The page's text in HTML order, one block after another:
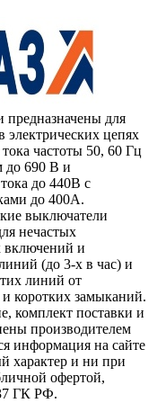
для
электрических цепях
частоты 50, 60 Гц
до 690 В и
до 440В с
до 400А.
выключатели
нечастых
включений и
(до 3-х в час) и
линий от
и коротких замыканий.
комплект поставки и
производителем
информация на сайте
характер и ни при
офертой,
ГК РФ.